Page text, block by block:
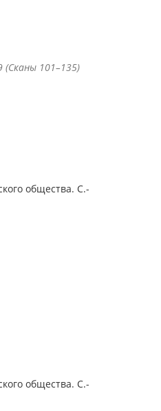
101–135)
общества. С.-
общества. С.-